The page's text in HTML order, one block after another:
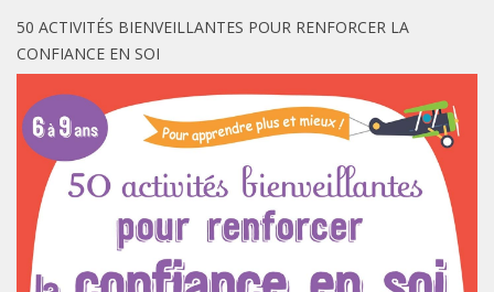
50 ACTIVITÉS BIENVEILLANTES POUR RENFORCER LA
CONFIANCE EN SOI